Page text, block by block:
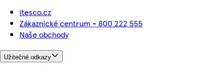
itesco.cz
Zákaznické centrum - 800 222 555
Naše obchody
Užitečné odkazy